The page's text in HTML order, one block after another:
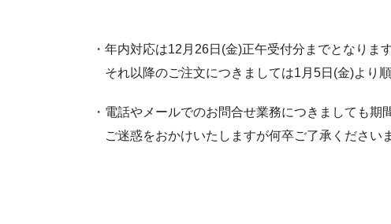
・年内対応は12月26日(金)正午受付分までとなります
それ以降のご注文につきましては1月5日(金)より
・電話やメールでのお問合せ業務につきましても期
ご迷惑をおかけいたしますが何卒ご了承くださいま